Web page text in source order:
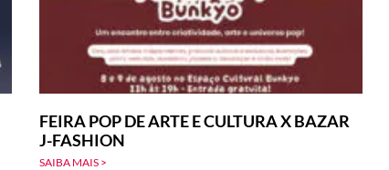
FEIRA POP DE ARTE E CULTURA X BAZAR
J-FASHION
SAIBA MAIS >